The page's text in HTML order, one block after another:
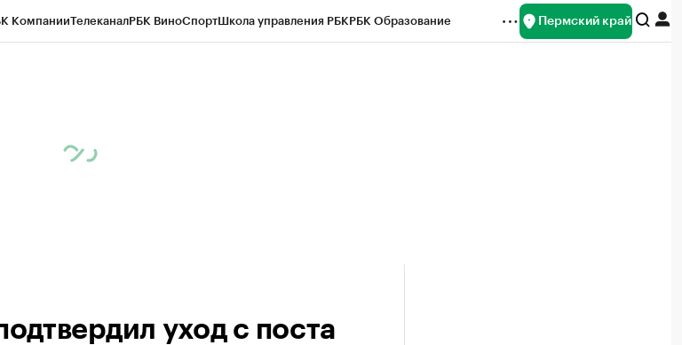
КомпанииТелеканалРБК ВиноСпортШкола управления РБКРБК Образование Пермский край
уход с поста